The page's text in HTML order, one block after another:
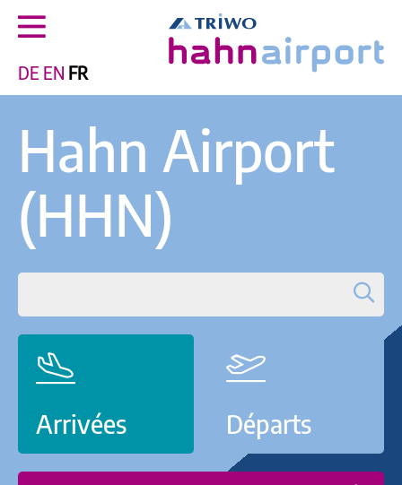
DE EN FR
Hahn Airport
(HHN)
Arrivées Départs